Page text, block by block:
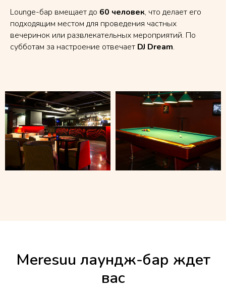
Lounge-бар вмещает до 60 человек, что делает его
подходящим местом для проведения частных
вечеринок или развлекательных мероприятий. По
субботам за настроение отвечает DJ Dream.
Meresuu лаундж-бар ждет
вас